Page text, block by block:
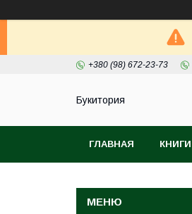
+380 (98) 672-23-73
Букитория
ГЛАВНАЯ КНИГИ